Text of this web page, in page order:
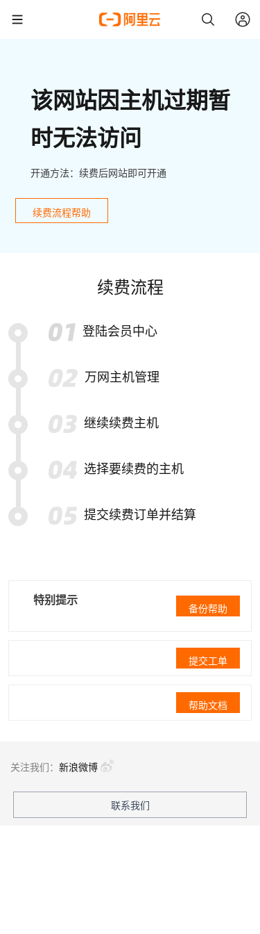
该网站因主机过期暂
时无法访问
开通方法：续费后网站即可开通
续费流程帮助
续费流程
登陆会员中心
万网主机管理
继续续费主机
选择要续费的主机
提交续费订单并结算
特别提示
备份帮助
提交工单
帮助文档